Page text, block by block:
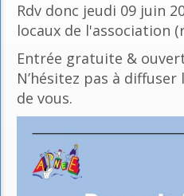
Rdv donc jeudi 09 juin
locaux de l'association
Entrée gratuite &
N’hésitez pas à
de vous.